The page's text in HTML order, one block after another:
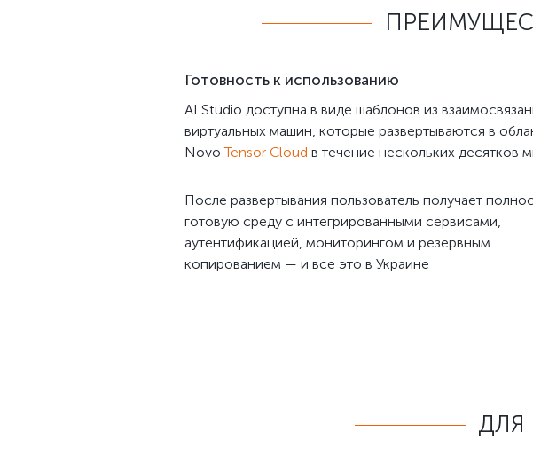
Готовность к использованию
AI Studio доступна в виде шаблонов из
виртуальных машин, которые развертываются в
NovoTensor Cloud в течение нескольких десятков
После развертывания пользователь получает
готовую среду с интегрированными сервисами,
аутентификацией, мониторингом и резервным
копированием — и все это в Украине
ДЛЯ